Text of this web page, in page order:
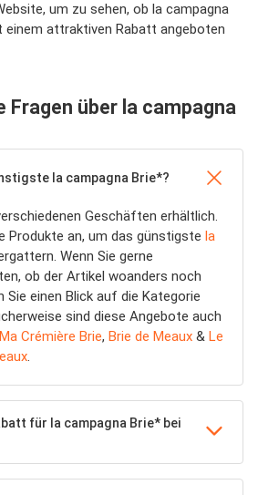
um zu sehen, ob la campagna
einem attraktiven Rabatt angeboten
Fragen über la campagna
la campagna Brie*?
Geschäften erhältlich.
Produkte an, um das günstigste la
Wenn Sie gerne
ob der Artikel woanders noch
einen Blick auf die Kategorie
sind diese Angebote auch
Ma Crémière Brie, Brie de Meaux & Le
.
für la campagna Brie* bei